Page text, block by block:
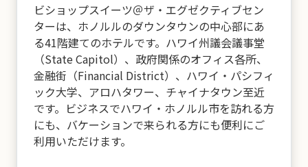
ビショップスイーツ＠ザ・エグゼクティブセン
ターは、ホノルルのダウンタウンの中心部にあ
る41階建てのホテルです。ハワイ州議会議事堂
（State Capitol）、政府関係のオフィス各所、
金融街（Financial District）、ハワイ・パシフィ
ック大学、アロハタワー、チャイナタウン至近
です。ビジネスでハワイ・ホノルル市を訪れる方
にも、バケーションで来られる方にも便利にご
利用いただけます。